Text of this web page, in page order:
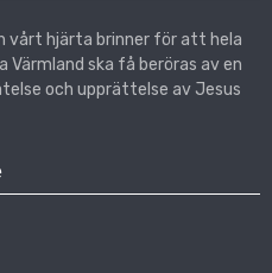
vårt hjärta brinner för att hela
Värmland ska få beröras av en
och upprättelse av Jesus